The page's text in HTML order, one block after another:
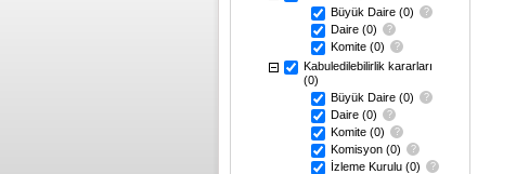
Büyük Daire (0)
Daire (0)
Komite (0)
Kabuledilebilirlik kararları
(0)
Büyük Daire (0)
Daire (0)
Komite (0)
Komisyon (0)
İzleme Kurulu (0)